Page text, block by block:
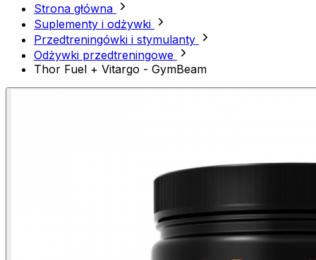
Strona główna
Suplementy i odżywki
Przedtreningówki i stymulanty
Odżywki przedtreningowe
Thor Fuel + Vitargo - GymBeam